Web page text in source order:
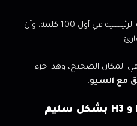
يجب أن تحتوي على الكلمة المفتاحية الرئيسية في أول 100 كلمة، وأن
المكان الصحيح، وهذا جزء
مع السيو.